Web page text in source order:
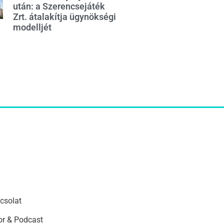
után: a Szerencsejáték
Zrt. átalakítja ügynökségi
modelljét
& Podcast